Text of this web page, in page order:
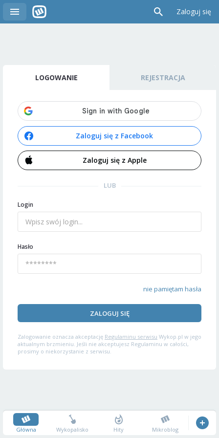
Zaloguj się
LOGOWANIE REJESTRACJA
Zaloguj się z Facebook
Zaloguj się z Apple
LUB
Login
Hasło
nie pamiętam hasła
ZALOGUJ SIĘ
Zalogowanie oznacza akceptację Regulaminu serwisu Wykop.pl w jego
aktualnym brzmieniu. Jeśli nie akceptujesz Regulaminu w całości,
prosimy o niekorzystanie z serwisu.
Główna Wykopalisko Hity Mikroblog